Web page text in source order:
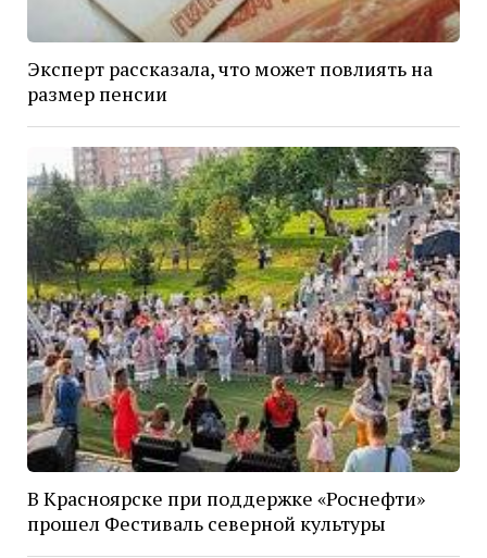
Эксперт рассказала, что может повлиять на
размер пенсии
В Красноярске при поддержке «Роснефти»
прошел Фестиваль северной культуры